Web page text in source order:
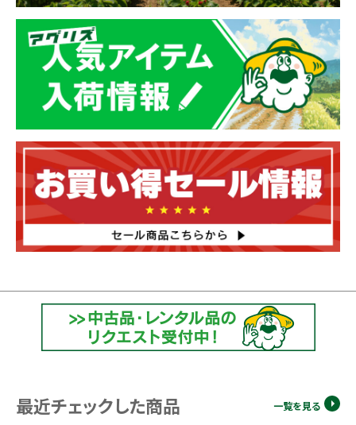
最近チェックした商品 一覧を見る